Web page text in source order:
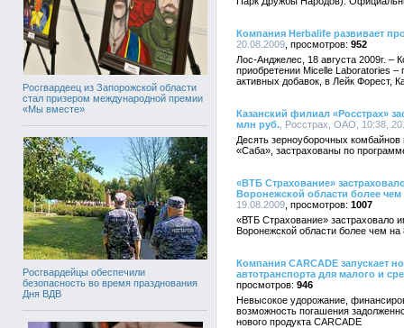
Росгвардеец из Запорожской области
стал призером международной премии
«Мы вместе»
Росгвардейцы обеспечили
безопасность во время празднования
Дня ВДВ
Компания Herbalife развивает
20.08.2009
952
Лос-Анджелес, 18 августа 2009г. –
приобретении Micelle Laboratories –
активных добавок, в Лейк Форест,
Казанский филиал «Росстрах»
млн руб. , Росстрах, ОАО, 10:38,
Десять зерноуборочных
«Саба», застрахованы по
«ВТБ Страхование»
Воронежской области более
19.08.2009
1007
«ВТБ Страхование» застраховало
Воронежской области более чем
Компания CARCADE запускает
автотранспорта для малого и
946
Невысокое удорожание,
возможность погашения
нового продукта CARCADE